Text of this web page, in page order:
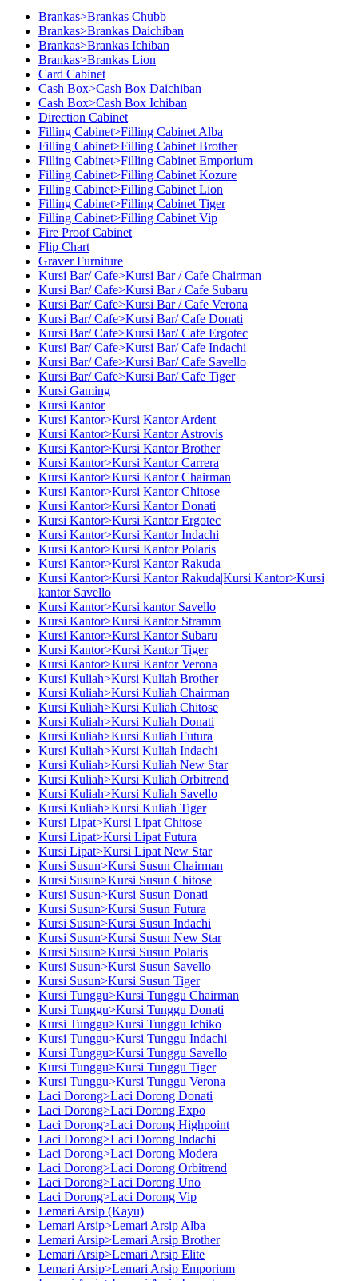
Brankas>Brankas Chubb
Brankas>Brankas Daichiban
Brankas>Brankas Ichiban
Brankas>Brankas Lion
Card Cabinet
Cash Box>Cash Box Daichiban
Cash Box>Cash Box Ichiban
Direction Cabinet
Filling Cabinet>Filling Cabinet Alba
Filling Cabinet>Filling Cabinet Brother
Filling Cabinet>Filling Cabinet Emporium
Filling Cabinet>Filling Cabinet Kozure
Filling Cabinet>Filling Cabinet Lion
Filling Cabinet>Filling Cabinet Tiger
Filling Cabinet>Filling Cabinet Vip
Fire Proof Cabinet
Flip Chart
Graver Furniture
Kursi Bar/ Cafe>Kursi Bar / Cafe Chairman
Kursi Bar/ Cafe>Kursi Bar / Cafe Subaru
Kursi Bar/ Cafe>Kursi Bar / Cafe Verona
Kursi Bar/ Cafe>Kursi Bar/ Cafe Donati
Kursi Bar/ Cafe>Kursi Bar/ Cafe Ergotec
Kursi Bar/ Cafe>Kursi Bar/ Cafe Indachi
Kursi Bar/ Cafe>Kursi Bar/ Cafe Savello
Kursi Bar/ Cafe>Kursi Bar/ Cafe Tiger
Kursi Gaming
Kursi Kantor
Kursi Kantor>Kursi Kantor Ardent
Kursi Kantor>Kursi Kantor Astrovis
Kursi Kantor>Kursi Kantor Brother
Kursi Kantor>Kursi Kantor Carrera
Kursi Kantor>Kursi Kantor Chairman
Kursi Kantor>Kursi Kantor Chitose
Kursi Kantor>Kursi Kantor Donati
Kursi Kantor>Kursi Kantor Ergotec
Kursi Kantor>Kursi Kantor Indachi
Kursi Kantor>Kursi Kantor Polaris
Kursi Kantor>Kursi Kantor Rakuda
Kursi Kantor>Kursi Kantor Rakuda|Kursi Kantor>Kursi
kantor Savello
Kursi Kantor>Kursi kantor Savello
Kursi Kantor>Kursi Kantor Stramm
Kursi Kantor>Kursi Kantor Subaru
Kursi Kantor>Kursi Kantor Tiger
Kursi Kantor>Kursi Kantor Verona
Kursi Kuliah>Kursi Kuliah Brother
Kursi Kuliah>Kursi Kuliah Chairman
Kursi Kuliah>Kursi Kuliah Chitose
Kursi Kuliah>Kursi Kuliah Donati
Kursi Kuliah>Kursi Kuliah Futura
Kursi Kuliah>Kursi Kuliah Indachi
Kursi Kuliah>Kursi Kuliah New Star
Kursi Kuliah>Kursi Kuliah Orbitrend
Kursi Kuliah>Kursi Kuliah Savello
Kursi Kuliah>Kursi Kuliah Tiger
Kursi Lipat>Kursi Lipat Chitose
Kursi Lipat>Kursi Lipat Futura
Kursi Lipat>Kursi Lipat New Star
Kursi Susun>Kursi Susun Chairman
Kursi Susun>Kursi Susun Chitose
Kursi Susun>Kursi Susun Donati
Kursi Susun>Kursi Susun Futura
Kursi Susun>Kursi Susun Indachi
Kursi Susun>Kursi Susun New Star
Kursi Susun>Kursi Susun Polaris
Kursi Susun>Kursi Susun Savello
Kursi Susun>Kursi Susun Tiger
Kursi Tunggu>Kursi Tunggu Chairman
Kursi Tunggu>Kursi Tunggu Donati
Kursi Tunggu>Kursi Tunggu Ichiko
Kursi Tunggu>Kursi Tunggu Indachi
Kursi Tunggu>Kursi Tunggu Savello
Kursi Tunggu>Kursi Tunggu Tiger
Kursi Tunggu>Kursi Tunggu Verona
Laci Dorong>Laci Dorong Donati
Laci Dorong>Laci Dorong Expo
Laci Dorong>Laci Dorong Highpoint
Laci Dorong>Laci Dorong Indachi
Laci Dorong>Laci Dorong Modera
Laci Dorong>Laci Dorong Orbitrend
Laci Dorong>Laci Dorong Uno
Laci Dorong>Laci Dorong Vip
Lemari Arsip (Kayu)
Lemari Arsip>Lemari Arsip Alba
Lemari Arsip>Lemari Arsip Brother
Lemari Arsip>Lemari Arsip Elite
Lemari Arsip>Lemari Arsip Emporium